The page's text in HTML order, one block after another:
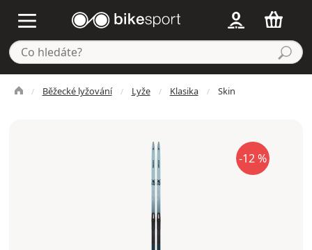
Běžecké lyžování Lyže Klasika Skin
-12 %